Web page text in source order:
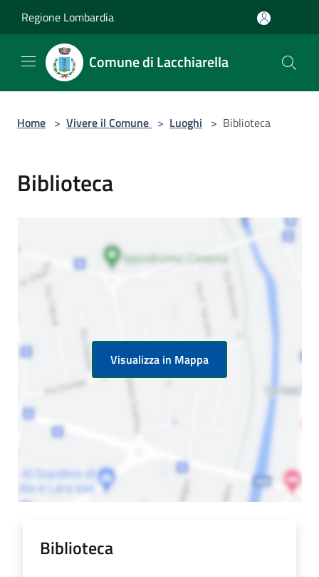
Regione Lombardia
Comune di Lacchiarella
Home > Vivere il Comune > Luoghi > Biblioteca
Biblioteca
Visualizza in Mappa
Biblioteca